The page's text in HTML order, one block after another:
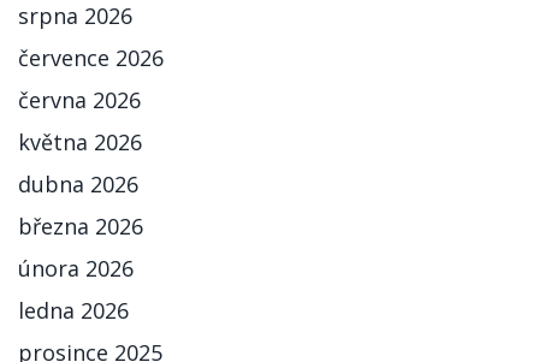
srpna 2026
července 2026
června 2026
května 2026
dubna 2026
března 2026
února 2026
ledna 2026
prosince 2025